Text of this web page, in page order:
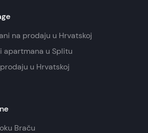
na prodaju u Hrvatskoj
apartmana u Splitu
u Hrvatskoj
Braču